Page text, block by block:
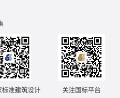
标准建筑设计 关注国标平台